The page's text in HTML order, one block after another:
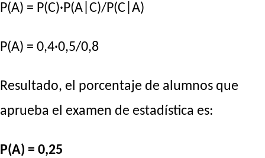
P(A) = P(C)·P(A|C)/P(C|A)
P(A) = 0,4·0,5/0,8
Resultado, el porcentaje de alumnos que
aprueba el examen de estadística es:
P(A) = 0,25